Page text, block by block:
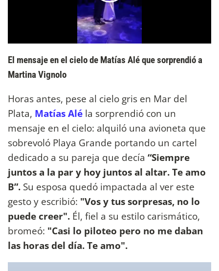
El mensaje en el cielo de Matías Alé que sorprendió a
Martina Vignolo
Horas antes, pese al cielo gris en Mar del
Plata, Matías Alé la sorprendió con un
mensaje en el cielo: alquiló una avioneta que
sobrevoló Playa Grande portando un cartel
dedicado a su pareja que decía “Siempre
juntos a la par y hoy juntos al altar. Te amo
B”. Su esposa quedó impactada al ver este
gesto y escribió: "Vos y tus sorpresas, no lo
puede creer". Él, fiel a su estilo carismático,
bromeó: "Casi lo piloteo pero no me daban
las horas del día. Te amo".